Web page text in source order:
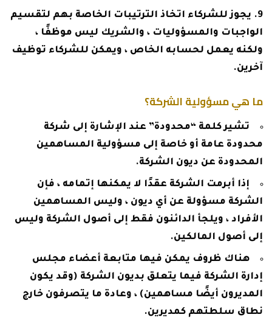
يجوز للشركاء اتخاذ الترتيبات الخاصة بهم لتقسيم
الواجبات والمسؤوليات ، والشريك ليس موظفًا ،
ولكنه يعمل لحسابه الخاص ، ويمكن للشركاء توظيف
آخرين.
ما هي مسؤولية الشركة؟
تشير كلمة “محدودة” عند الإشارة إلى شركة
محدودة عامة أو خاصة إلى مسؤولية المساهمين
المحدودة عن ديون الشركة.
إذا أبرمت الشركة عقدًا لا يمكنها إتمامه ، فإن
الشركة مسؤولة عن أي ديون ، وليس المساهمين
الأفراد ، ويلجأ الدائنون فقط إلى أصول الشركة وليس
إلى أصول المالكين.
هناك ظروف يمكن فيها متابعة أعضاء مجلس
إدارة الشركة فيما يتعلق بديون الشركة (وقد يكون
المديرون أيضًا مساهمين) ، وعادة ما يتصرفون خارج
نطاق سلطتهم كمديرين.